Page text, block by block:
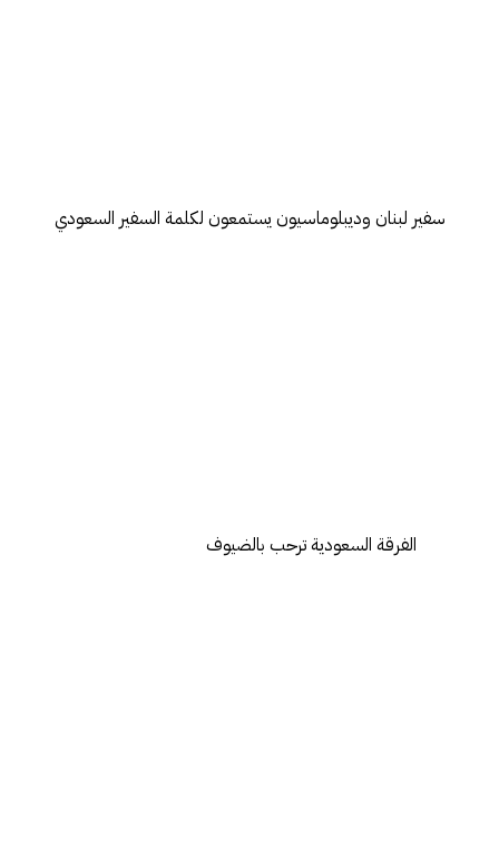
سفير لبنان وديبلوماسيون يستمعون لكلمة السفير السعودي
الفرقة السعودية ترحب بالضيوف